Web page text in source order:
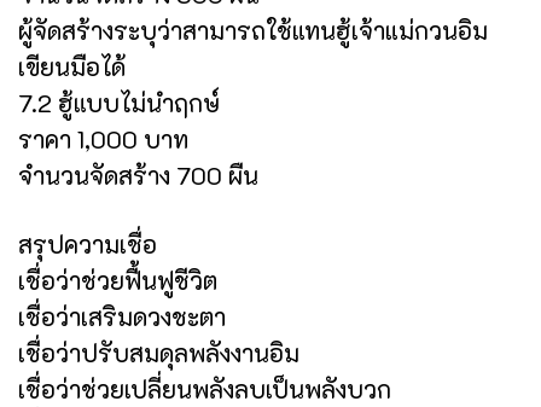
ผู้จัดสร้างระบุว่าสามารถใช้แทนฮู้เจ้าแม่กวนอิม
เขียนมือได้
7.2 ฮู้แบบไม่นำฤกษ์
ราคา 1,000 บาท
จำนวนจัดสร้าง 700 ผืน
สรุปความเชื่อ
เชื่อว่าช่วยฟื้นฟูชีวิต
เชื่อว่าเสริมดวงชะตา
เชื่อว่าปรับสมดุลพลังงานอิม
เชื่อว่าช่วยเปลี่ยนพลังลบเป็นพลังบวก